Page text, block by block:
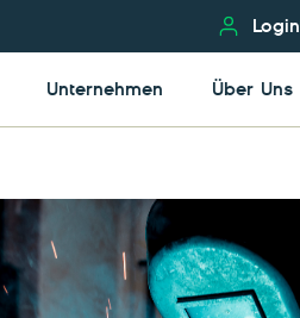
Login
Unternehmen Über Uns